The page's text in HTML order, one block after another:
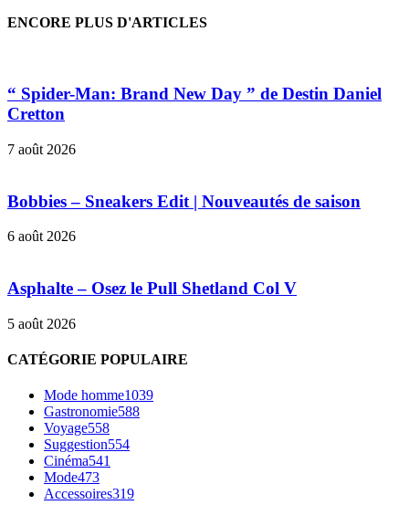
ENCORE PLUS D'ARTICLES
“ Spider-Man: Brand New Day ” de Destin Daniel
Cretton
7 août 2026
Bobbies – Sneakers Edit | Nouveautés de saison
6 août 2026
Asphalte – Osez le Pull Shetland Col V
5 août 2026
CATÉGORIE POPULAIRE
Mode homme1039
Gastronomie588
Voyage558
Suggestion554
Cinéma541
Mode473
Accessoires319